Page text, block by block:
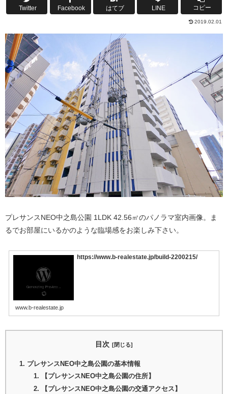
Twitter Facebook はてブ LINE コピー
2019.02.01
プレサンスNEO中之島公園 1LDK 42.56㎡のパノラマ室内画像。ま
るでお部屋にいるかのような臨場感をお楽しみ下さい。
https://www.b-realestate.jp/build-2200215/
www.b-realestate.jp
目次
プレサンスNEO中之島公園の基本情報
【プレサンスNEO中之島公園の住所】
【プレサンスNEO中之島公園の交通アクセス】